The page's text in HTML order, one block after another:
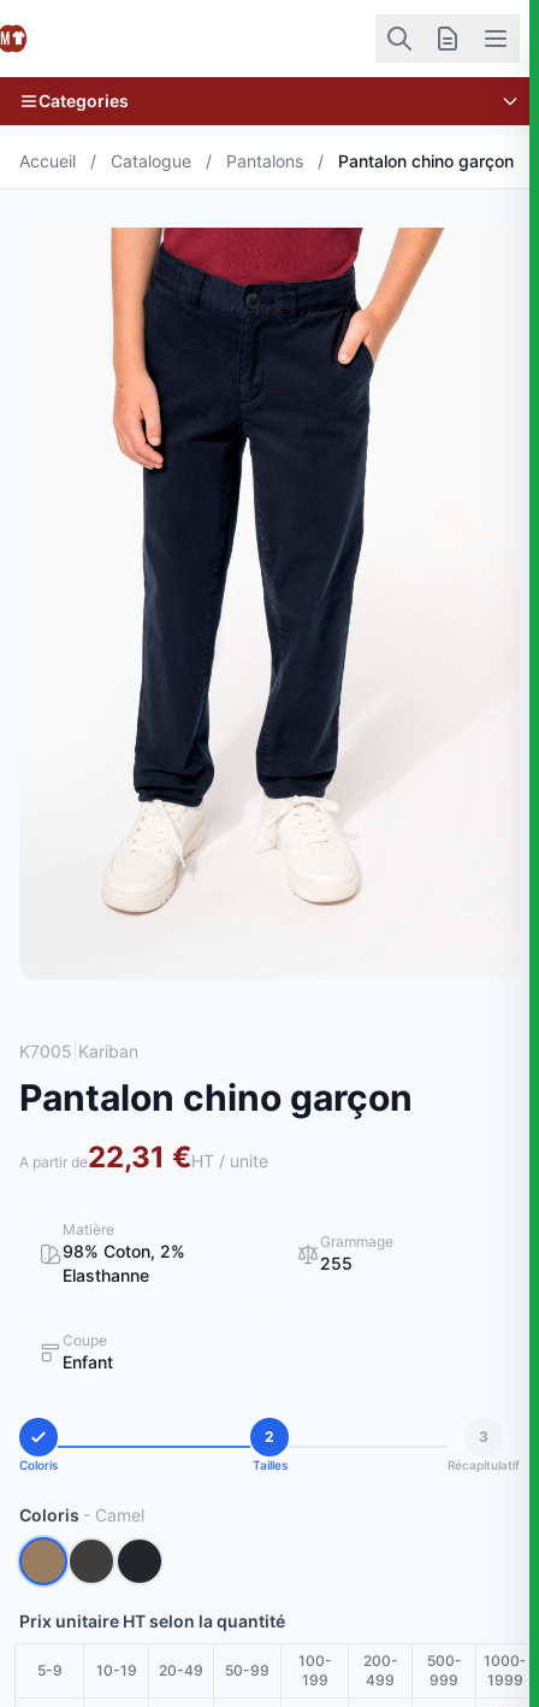
Categories
Accueil / Catalogue / Pantalons / Pantalon chino garçon
K7005 Kariban
Pantalon chino garçon
A partir de22,31 €HT / unite
Matière
98% Coton, 2%
Elasthanne
Grammage
255
Coupe
Enfant
Coloris
2
Tailles
3
Récapitulatif
Coloris - Camel
Prix unitaire HT selon la quantité
5-9 10-19 20-49 50-99
100-
199
200-
499
500-
999
1000-
1999